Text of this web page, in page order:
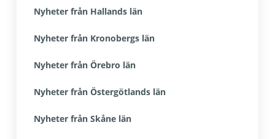
Nyheter från Hallands län
Nyheter från Kronobergs län
Nyheter från Örebro län
Nyheter från Östergötlands län
Nyheter från Skåne län